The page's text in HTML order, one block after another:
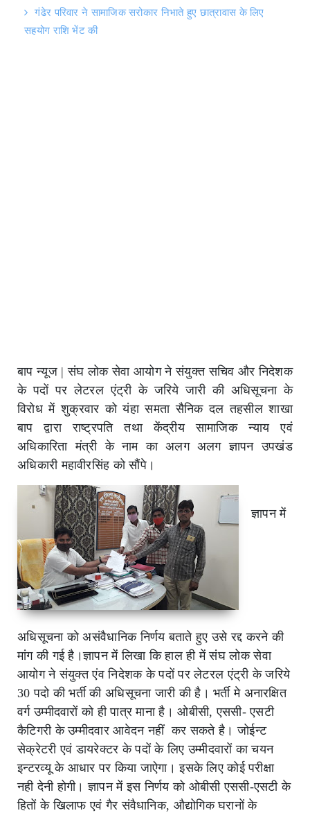
गंढेर परिवार ने सामाजिक सरोकार निभाते हुए छात्रावास के लिए
सहयोग राशि भेंट की
बाप न्यूज |संघ लोक सेवा आयोग ने संयुक्त सचिव और निदेशक
के पदों पर लेटरल एंट्री के जरिये जारी की अधिसूचना के
विरोध में शुक्रवार को यंहा समता सैनिक दल तहसील शाखा
बाप द्वारा राष्ट्रपति तथा केंद्रीय सामाजिक न्याय एवं
अधिकारिता मंत्री के नाम का अलग अलग ज्ञापन उपखंड
अधिकारी महावीरसिंह को सौंपे।
ज्ञापन में
अधिसूचना काे असंवैधानिक निर्णय बताते हुए उसे रद्द करने की
मांग की गई है।ज्ञापन में लिखा कि हाल ही में संघ लोक सेवा
आयोग ने संयुक्त एंव निदेशक के पदों पर लेटरल एंट्री के जरिये
30 पदो की भर्ती की अधिसूचना जारी की है। भर्ती मे अनारक्षित
वर्ग उम्मीदवारों को ही पात्र माना है। ओबीसी, एससी- एसटी
कैटिगरी के उम्मीदवार आवेदन नहीं कर सकते है। जोईन्ट
सेक्रेटरी एवं डायरेक्टर के पदों के लिए उम्मीदवारों का चयन
इन्टरव्यू के आधार पर किया जाऐगा। इसके लिए कोई परीक्षा
नही देनी होगी। ज्ञापन में इस निर्णय को ओबीसी एससी-एसटी के
हितों के खिलाफ एवं गैर संवैधानिक, औद्योगिक घरानों के